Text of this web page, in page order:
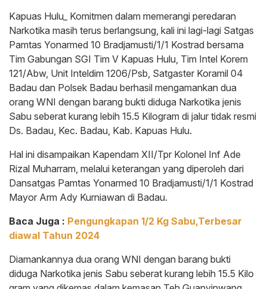
Kapuas Hulu_ Komitmen dalam memerangi peredaran
Narkotika masih terus berlangsung, kali ini lagi-lagi Satgas
Pamtas Yonarmed 10 Bradjamusti/1/1 Kostrad bersama
Tim Gabungan SGI Tim V Kapuas Hulu, Tim Intel Korem
121/Abw, Unit Inteldim 1206/Psb, Satgaster Koramil 04
Badau dan Polsek Badau berhasil mengamankan dua
orang WNI dengan barang bukti diduga Narkotika jenis
Sabu seberat kurang lebih 15.5 Kilogram di jalur tidak resmi
Ds. Badau, Kec. Badau, Kab. Kapuas Hulu.
Hal ini disampaikan Kapendam XII/Tpr Kolonel Inf Ade
Rizal Muharram, melalui keterangan yang diperoleh dari
Dansatgas Pamtas Yonarmed 10 Bradjamusti/1/1 Kostrad
Mayor Arm Ady Kurniawan di Badau.
Baca Juga : Pengungkapan 1/2 Kg Sabu,Terbesar
diawal Tahun 2024
Diamankannya dua orang WNI dengan barang bukti
diduga Narkotika jenis Sabu seberat kurang lebih 15.5 Kilo